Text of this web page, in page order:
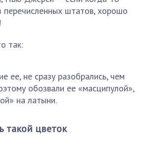
перечисленных штатов, хорошо
так:
ее, не сразу разобрались, чем
обозвали ее «масципулой»,
на латыни.
такой цветок